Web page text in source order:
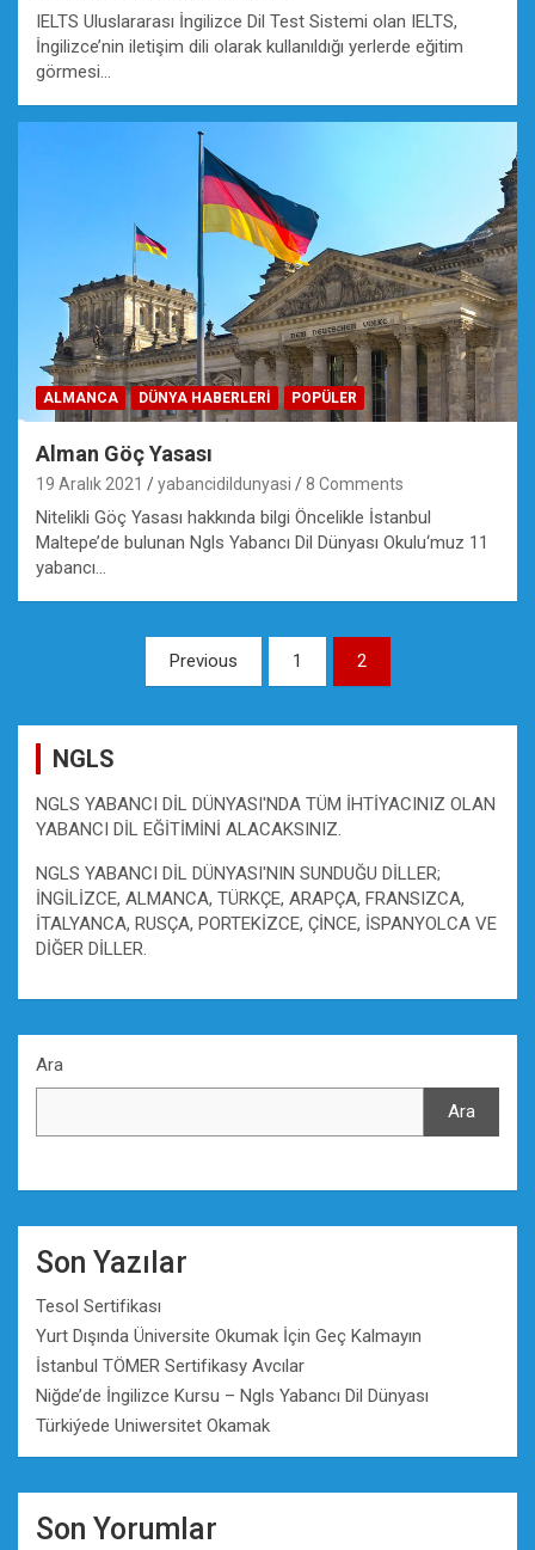
IELTS Uluslararası İngilizce Dil Test Sistemi olan IELTS,
İngilizce’nin iletişim dili olarak kullanıldığı yerlerde eğitim
görmesi…
ALMANCA DÜNYA HABERLERI POPÜLER
Alman Göç Yasası
19 Aralık 2021 yabancidildunyasi 8 Comments
Nitelikli Göç Yasası hakkında bilgi Öncelikle İstanbul
Maltepe’de bulunan Ngls Yabancı Dil Dünyası Okulu‘muz 11
yabancı…
gezinmesi
Previous 1 2
NGLS
NGLS YABANCI DİL DÜNYASI'NDA TÜM İHTİYACINIZ OLAN
YABANCI DİL EĞİTİMİNİ ALACAKSINIZ.
NGLS YABANCI DİL DÜNYASI'NIN SUNDUĞU DİLLER;
İNGİLİZCE, ALMANCA, TÜRKÇE, ARAPÇA, FRANSIZCA,
İTALYANCA, RUSÇA, PORTEKİZCE, ÇİNCE, İSPANYOLCA VE
DİĞER DİLLER.
Ara
Ara
Son Yazılar
Tesol Sertifikası
Yurt Dışında Üniversite Okumak İçin Geç Kalmayın
İstanbul TÖMER Sertifikasy Avcılar
Niğde’de İngilizce Kursu – Ngls Yabancı Dil Dünyası
Türkiýede Uniwersitet Okamak
Son Yorumlar